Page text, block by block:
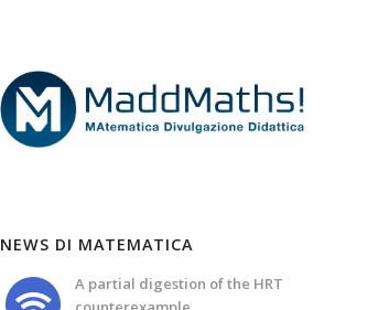
NEWS DI MATEMATICA
A partial digestion of the HRT